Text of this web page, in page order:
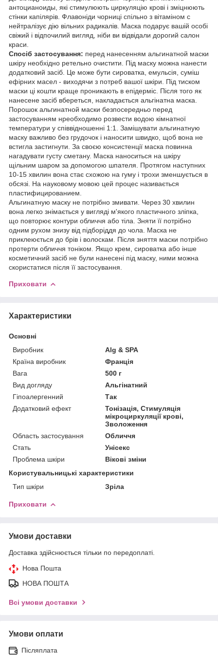
антоцианоиды, які стимулюють циркуляцію крові і зміцнюють
стінки капілярів. Флавоніди чорниці спільно з вітаміном с
нейтралізує дію вільних радикалів. Маска подарує вашій особі
свіжий і відпочилий вигляд, ніби ви відвідали дорогий салон
краси.
Спосіб застосування: перед нанесенням альгинатной маски
шкіру необхідно ретельно очистити. Під маску можна нанести
додатковий засіб. Це може бути сироватка, емульсія, суміш
ефірних масел - виходячи з потреб вашої шкіри. Під тиском
маски ці кошти краще проникають в епідерміс. Після того як
нанесене засіб вбереться, накладається альгінатна маска.
Порошок альгинатной маски безпосередньо перед
застосуванням нреобходимо розвести водою кімнатної
температури у співвідношенні 1:1. Замішувати альгинатную
маску важливо без грудочок і наносити швидко, щоб вона не
встигла застигнути. За своєю консистенції маска повинна
нагадувати густу сметану. Маска наноситься на шкіру
щільним шаром за допомогою шпателя. Протягом наступних
10-15 хвилин вона стає схожою на гуму і трохи зменшується в
обсязі. На науковому мовою цей процес називається
пластифицированием.
Альгинатную маску не потрібно змивати. Через 30 хвилин
вона легко знімається у вигляді м'якого пластичного зліпка,
що повторює контури обличчя або тіла. Зняти її потрібно
одним рухом знизу від підборіддя до чола. Маска не
приклеюється до брів і волоскам. Після зняття маски потрібно
протерти обличчя тоніком. Якщо крем, сироватка або інше
косметичний засіб не були нанесені під маску, ними можна
скористатися після її застосування.
Приховати
Характеристики
Основні
Виробник
Alg & SPA
Країна виробник
Франція
Вага
500 г
Вид догляду
Альгінатний
Гіпоалергенний
Так
Додатковий ефект
Тонізація, Стимуляція
мікроциркуляції крові,
Зволоження
Область застосування
Обличчя
Стать
Унісекс
Проблема шкіри
Вікові зміни
Користувальницькі характеристики
Тип шкіри
Зріла
Приховати
Умови доставки
Доставка здійснюється тільки по передоплаті.
Нова Пошта
НОВА ПОШТА
Всі умови доставки
Умови оплати
Післяплата